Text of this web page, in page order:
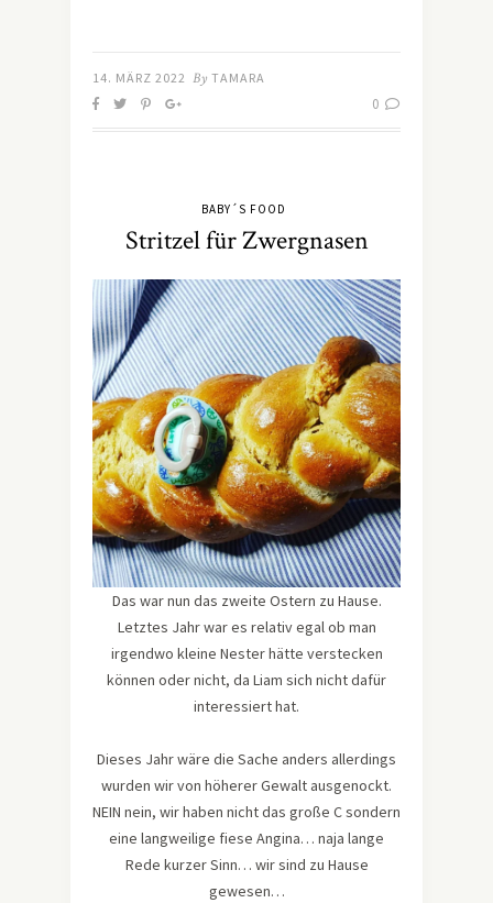
14. MÄRZ 2022 By TAMARA
0
BABY´S FOOD
Stritzel für Zwergnasen
Das war nun das zweite Ostern zu Hause.
Letztes Jahr war es relativ egal ob man
irgendwo kleine Nester hätte verstecken
können oder nicht, da Liam sich nicht dafür
interessiert hat.
Dieses Jahr wäre die Sache anders allerdings
wurden wir von höherer Gewalt ausgenockt.
NEIN nein, wir haben nicht das große C sondern
eine langweilige fiese Angina… naja lange
Rede kurzer Sinn… wir sind zu Hause
gewesen…